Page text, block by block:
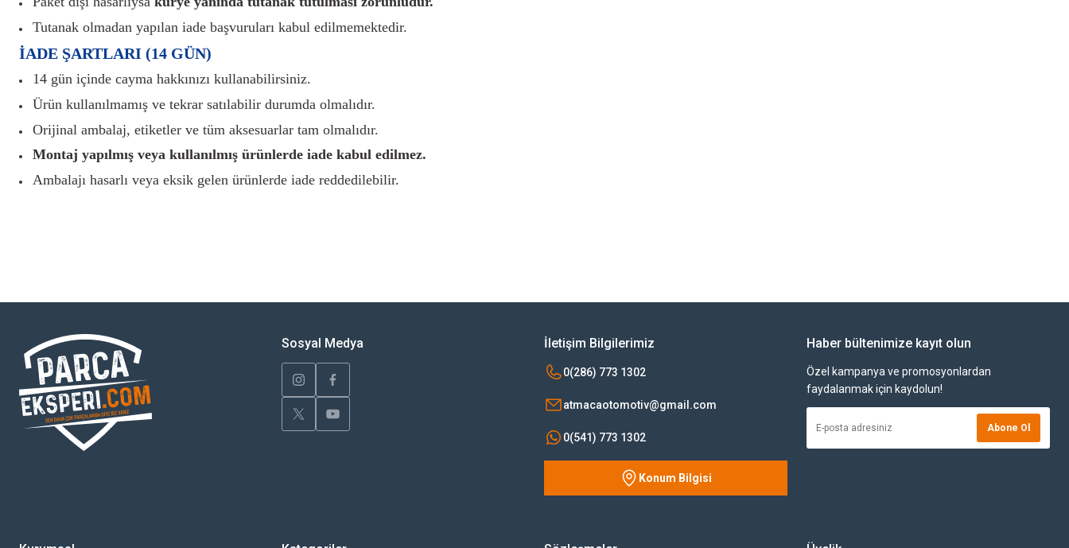
Tutanak olmadan yapılan iade başvuruları kabul edilmemektedir.
İADE ŞARTLARI (14 GÜN)
14 gün içinde cayma hakkınızı kullanabilirsiniz.
Ürün kullanılmamış ve tekrar satılabilir durumda olmalıdır.
Orijinal ambalaj, etiketler ve tüm aksesuarlar tam olmalıdır.
Montaj yapılmış veya kullanılmış ürünlerde iade kabul edilmez.
Ambalajı hasarlı veya eksik gelen ürünlerde iade reddedilebilir.
Ürün bilgilerinde hatalar bulunuyor.
Ürün fiyatı diğer sitelerden daha pahalı.
Bu ürüne benzer farklı alternatifler olmalı.
Gönder
Sosyal Medya İletişim Bilgilerimiz
0(286) 773 1302
atmacaotomotiv@gmail.com
0(541) 773 1302
Konum Bilgisi
Haber bültenimize kayıt olun
Özel kampanya ve promosyonlardan
faydalanmak için kaydolun!
Abone Ol